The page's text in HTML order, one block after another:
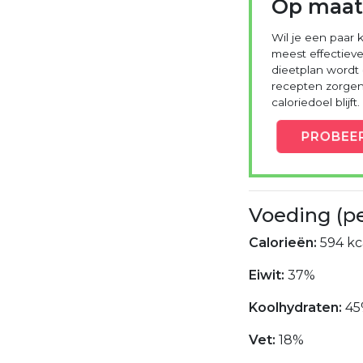
Op
Wil je een paar
meest
dieetplan wordt
recepten
caloriedoel blijft.
Voeding
Calorieën: 594
Eiwit: 37%
Koolhydraten:
Vet: 18%